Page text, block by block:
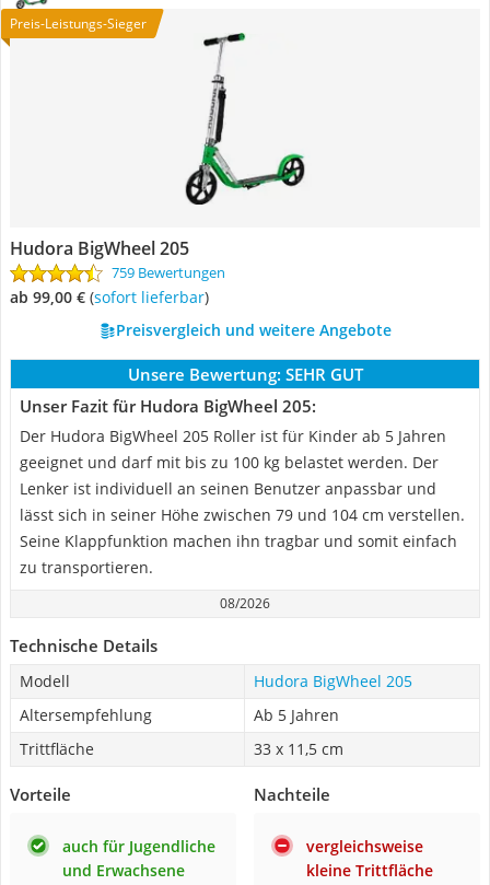
Preis-Leistungs-Sieger
Hudora BigWheel 205
759 Bewertungen
ab 99,00 € ( Sofort lieferbar)
Preisvergleich und weitere Angebote
Unsere Bewertung: SEHR GUT
Unser Fazit für Hudora BigWheel 205:
Der Hudora BigWheel 205 Roller ist für Kinder ab 5 Jahren
geeignet und darf mit bis zu 100 kg belastet werden. Der
Lenker ist individuell an seinen Benutzer anpassbar und
lässt sich in seiner Höhe zwischen 79 und 104 cm verstellen.
Seine Klappfunktion machen ihn tragbar und somit einfach
zu transportieren.
08/2026
Technische Details
Modell
Hudora BigWheel 205
Altersempfehlung
Ab 5 Jahren
Trittfläche
33 x 11,5 cm
Vorteile
auch für Jugendliche
und Erwachsene
Nachteile
vergleichsweise
kleine Trittfläche